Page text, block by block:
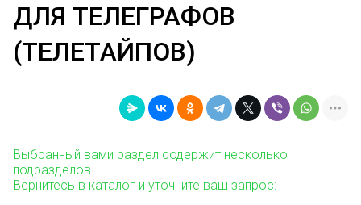
ДЛЯ ТЕЛЕГРАФОВ
(ТЕЛЕТАЙПОВ)
Выбранный вами раздел содержит несколько
подразделов.
Вернитесь в каталог и уточните ваш запрос: